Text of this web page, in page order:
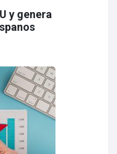
y genera